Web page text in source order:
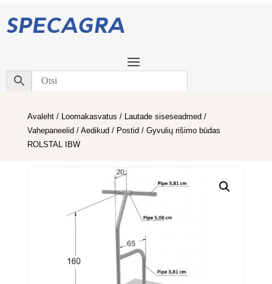
Avaleht/ Loomakasvatus / Lautade siseseadmed /
Vahepaneelid / Aedikud / Postid / Gyvulių rišimo būdas
ROLSTAL IBW